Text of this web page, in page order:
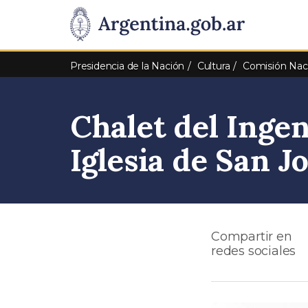
Presidencia
de
Pasar al contenido principal
Presidencia de la Nación Cultura Comisión
Chalet del
Iglesia de San
Compartir en
redes sociales